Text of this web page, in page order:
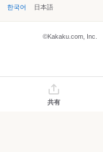
한국어 日本語
©Kakaku.com, Inc.
共有